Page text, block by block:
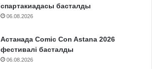
спартакиадасы басталды
06.08.2026
Астанада Comic Con Astana 2026
фестивалі басталды
06.08.2026